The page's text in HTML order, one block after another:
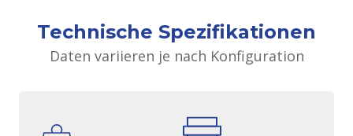
Technische Spezifikationen
Daten variieren je nach Konfiguration